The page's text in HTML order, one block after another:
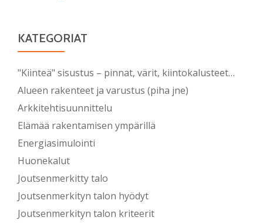
KATEGORIAT
"Kiinteä" sisustus – pinnat, värit, kiintokalusteet…
Alueen rakenteet ja varustus (piha jne)
Arkkitehtisuunnittelu
Elämää rakentamisen ympärillä
Energiasimulointi
Huonekalut
Joutsenmerkitty talo
Joutsenmerkityn talon hyödyt
Joutsenmerkityn talon kriteerit